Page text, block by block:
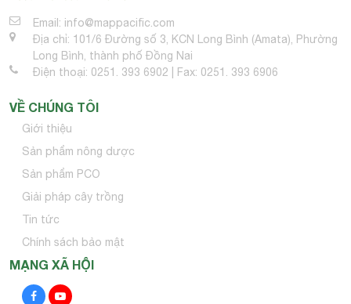
Email: info@mappacific.com
Địa chỉ: 101/6 Đường số 3, KCN Long Bình (Amata), Phường
Long Bình, thành phố Đồng Nai
Điện thoại: 0251. 393 6902 | Fax: 0251. 393 6906
VỀ CHÚNG TÔI
Giới thiệu
Sản phẩm nông dược
Sản phẩm PCO
Giải pháp cây trồng
Tin tức
Chính sách bảo mật
MẠNG XÃ HỘI